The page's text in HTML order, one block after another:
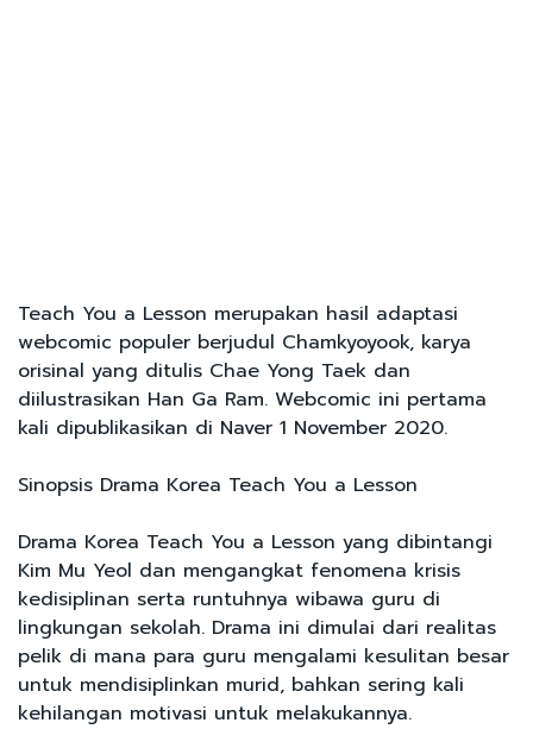
Teach You a Lesson merupakan hasil adaptasi
webcomic populer berjudul Chamkyoyook, karya
orisinal yang ditulis Chae Yong Taek dan
diilustrasikan Han Ga Ram. Webcomic ini pertama
kali dipublikasikan di Naver 1 November 2020.
Sinopsis Drama Korea Teach You a Lesson
Drama Korea Teach You a Lesson yang dibintangi
Kim Mu Yeol dan mengangkat fenomena krisis
kedisiplinan serta runtuhnya wibawa guru di
lingkungan sekolah. Drama ini dimulai dari realitas
pelik di mana para guru mengalami kesulitan besar
untuk mendisiplinkan murid, bahkan sering kali
kehilangan motivasi untuk melakukannya.